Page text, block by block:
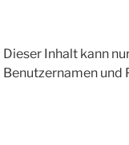
Dieser Inhalt kann
Benutzernamen und